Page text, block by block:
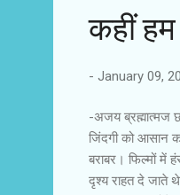
कहीं
- January 09,
-अजय ब्रह्मात्‍मज
जिंदगी को आसान
बराबर। फिल्मों में
दृश्य राहत दे जाते